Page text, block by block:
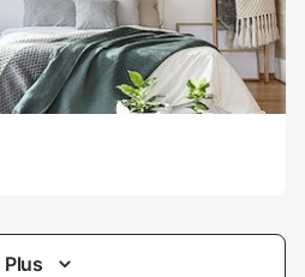
Plus